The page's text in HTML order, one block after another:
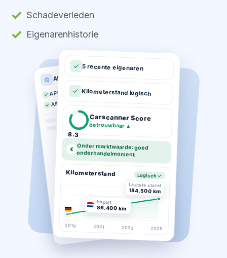
Schadeverleden
Eigenarenhistorie
APK historie
APK geldig tot 03-2026
Altijd op tijd gekeurd
5 recente eigenaren
Kilometerstand logisch
8.3
Carscanner Score
betrouwbaar ▲
€ Onder marktwaarde: goed
onderhandelmoment
Kilometerstand Logisch ✓
Laatste stand
184.500 km
Import
86.400 km
2019 2021 2023 2025